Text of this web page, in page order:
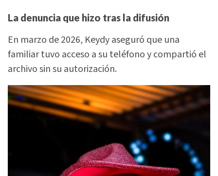
La denuncia que hizo tras la difusión
En marzo de 2026, Keydy aseguró que una
familiar tuvo acceso a su teléfono y compartió el
archivo sin su autorización.